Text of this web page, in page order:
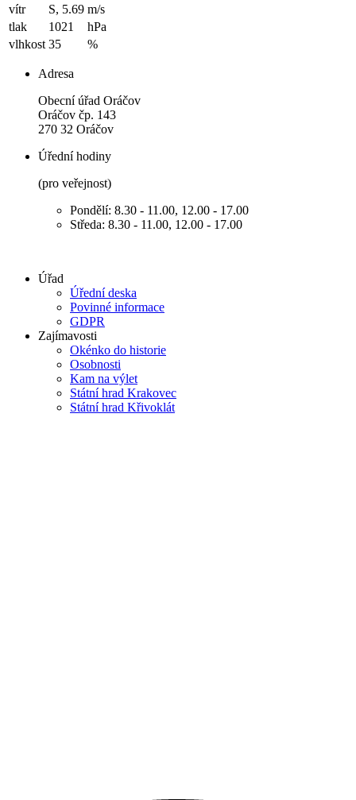
vítr
S, 5.69 m/s
tlak
1021
hPa
vlhkost 35 %
Adresa
Obecní úřad Oráčov
Oráčov čp. 143
270 32 Oráčov
Úřední hodiny
(pro veřejnost)
Pondělí: 8.30 - 11.00, 12.00 - 17.00
Středa: 8.30 - 11.00, 12.00 - 17.00
Úřad
Úřední deska
Povinné informace
GDPR
Zajímavosti
Okénko do historie
Osobnosti
Kam na výlet
Státní hrad Krakovec
Státní hrad Křivoklát